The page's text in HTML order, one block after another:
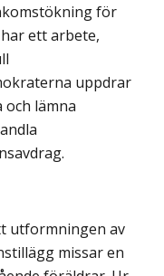
för
ett arbete,
uppdrar
lämna
utformningen av
missar en